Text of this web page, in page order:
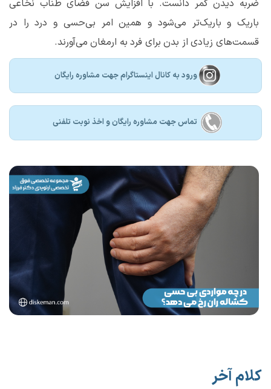
ضربه دیدن کمر دانست. با افزایش سن فضای طناب نخاعی
باریک و باریک‌تر می‌شود و همین امر بی‌حسی و درد را در
قسمت‌های زیادی از بدن برای فرد به ارمغان می‌آورند.
ورود به کانال اینستاگرام جهت مشاوره رایگان
تماس جهت مشاوره رايگان و اخذ نوبت تلفنی
کلام آخر